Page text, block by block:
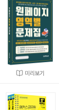
미리보기